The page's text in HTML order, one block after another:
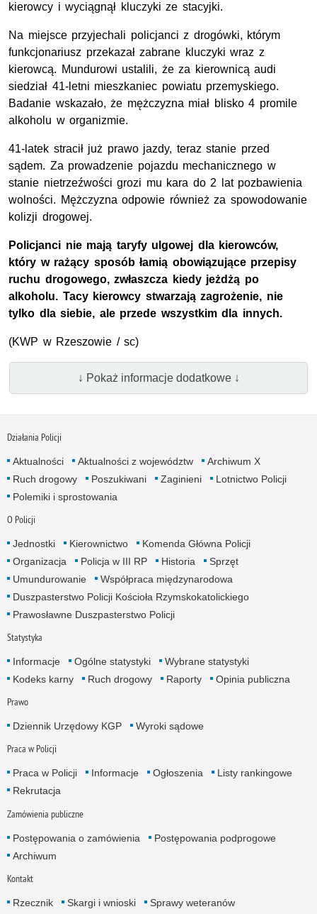
kierowcy i wyciągnął kluczyki ze stacyjki.
Na miejsce przyjechali policjanci z drogówki, którym
funkcjonariusz przekazał zabrane kluczyki wraz z
kierowcą. Mundurowi ustalili, że za kierownicą audi
siedział 41-letni mieszkaniec powiatu przemyskiego.
Badanie wskazało, że mężczyzna miał blisko 4 promile
alkoholu w organizmie.
41-latek stracił już prawo jazdy, teraz stanie przed
sądem. Za prowadzenie pojazdu mechanicznego w
stanie nietrzeźwości grozi mu kara do 2 lat pozbawienia
wolności. Mężczyzna odpowie również za spowodowanie
kolizji drogowej.
Policjanci nie mają taryfy ulgowej dla kierowców,
który w rażący sposób łamią obowiązujące przepisy
ruchu drogowego, zwłaszcza kiedy jeżdżą po
alkoholu. Tacy kierowcy stwarzają zagrożenie, nie
tylko dla siebie, ale przede wszystkim dla innych.
(KWP w Rzeszowie / sc)
↓ Pokaż informacje dodatkowe ↓
Działania Policji
Aktualności Aktualności z województw
Archiwum X
Ruch drogowy
Poszukiwani Zaginieni
Lotnictwo Policji
Polemiki i sprostowania
O Policji
Jednostki Kierownictwo
Komenda Główna Policji
Organizacja
Policja w III RP Historia
Sprzęt
Umundurowanie
Współpraca międzynarodowa
Duszpasterstwo Policji Kościoła Rzymskokatolickiego
Prawosławne Duszpasterstwo Policji
Statystyka
Informacje Ogólne statystyki
Wybrane statystyki
Kodeks karny
Ruch drogowy Raporty Opinia publiczna
Prawo
Dziennik Urzędowy KGP Wyroki sądowe
Praca w Policji
Praca w Policji Informacje Ogłoszenia
Listy rankingowe
Rekrutacja
Zamówienia publiczne
Postępowania o zamówienia
Postępowania podprogowe
Archiwum
Kontakt
Rzecznik Skargi i wnioski Sprawy weteranów